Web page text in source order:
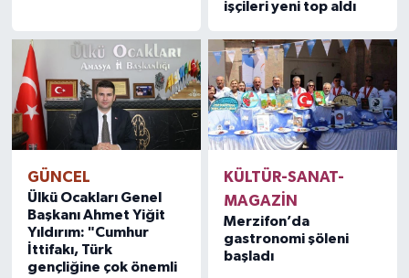
işçileri yeni top aldı
GÜNCEL
Ülkü Ocakları Genel
Başkanı Ahmet Yiğit
Yıldırım: "Cumhur
İttifakı, Türk
gençliğine çok önemli
KÜLTÜR-SANAT-
MAGAZİN
Merzifon’da
gastronomi şöleni
başladı